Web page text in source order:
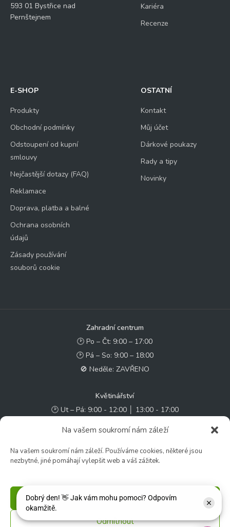
Na vašem soukromí nám záleží
Na vašem soukromí nám záleží. Používáme cookies, některé jsou
nezbytné, jiné pomáhají vylepšit web a váš zážitek.
Příjmout
Odmítnout
593 01 Bystřice nad
Pernštejnem
Kariéra
Recenze
E-SHOP
Produkty
Obchodní podmínky
Odstoupení od kupní
smlouvy
Nejčastější dotazy (FAQ)
Reklamace
Doprava, platba a balné
Ochrana osobních
údajů
Zásady používání
souborů cookie
OSTATNÍ
Kontakt
Můj účet
Dárkové poukazy
Rady a tipy
Novinky
Zahradní centrum
🕑 Po – Čt: 9:00 – 17:00
🕑 Pá – So: 9:00 – 18:00
🚫 Neděle: ZAVŘENO
Květinářství
🕑 Ut – Pá: 9:00 - 12:00 │ 13:00 - 17:00
Rychlý kontakt: